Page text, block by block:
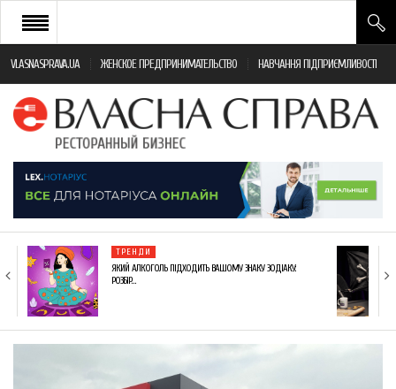
VLASNASPRAVA.UA ЖЕНСКОЕ ПРЕДПРИНИМАТЕЛЬСТВО НАВЧАННЯ ПІДПРИЄМЛИВОСТІ
НОВИНИ РЕСТОРАННОГО БІЗНЕСУ
ЯК ВІДКРИТИ ТА УСПІШНО КЕРУВАТИ
МОНІТОРИНГ ЗАКОНОДАВСТВА
ФРАНЧАЙЗИНГ
КНИГИ
ТРЕНДИ
ЯКИЙ АЛКОГОЛЬ ПІДХОДИТЬ ВАШОМУ ЗНАКУ ЗОДІАКУ:
РОЗБІР…